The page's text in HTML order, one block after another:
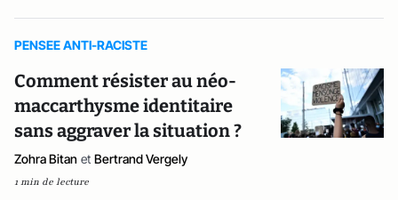
PENSEE ANTI-RACISTE
Comment résister au néo-
maccarthysme identitaire
sans aggraver la situation ?
Zohra Bitan et Bertrand Vergely
1 min de lecture